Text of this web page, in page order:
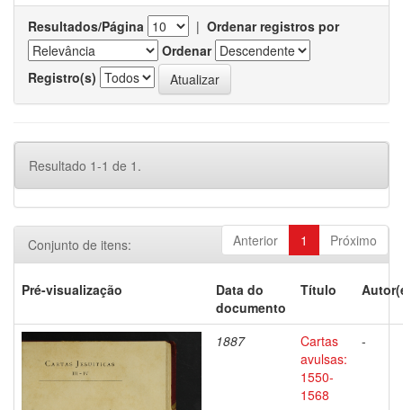
Resultados/Página | Ordenar registros por
Ordenar
Registro(s)
Resultado 1-1 de 1.
Anterior 1 Próximo
Conjunto de itens:
Pré-visualização
Data do
documento
Título
1887
Cartas
avulsas:
1550-
1568
-